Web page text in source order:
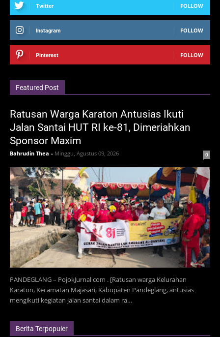
Twitter FOLLOW
Instagram FOLLOW
Pinterest FOLLOW
Featured Post
Ratusan Warga Karaton Antusias Ikuti
Jalan Santai HUT RI ke-81, Dimeriahkan
Sponsor Maxim
Bahrudin Thea - Minggu, Agustus 09, 2026 0
PANDEGLANG – PojokJurnal com . [Ratusan warga Kelurahan
Karaton, Kecamatan Majasari, Kabupaten Pandeglang, antusias
mengikuti kegiatan jalan santai dalam ra…
Berita Terpopuler